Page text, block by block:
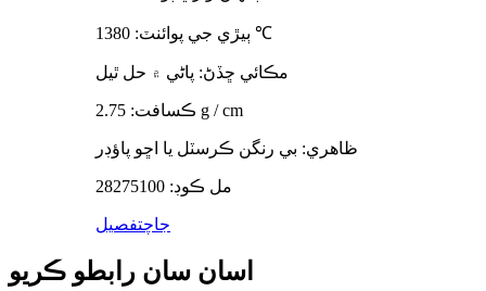
℃
مڪائي ڇڏڻ: پاڻي ۾ حل ٿيل
ڪسافت: 2.75 g / cm
ظاهري: بي رنگن ڪرسٽل يا اڇو پاؤڊر
مل ڪوڊ: 28275100
جاچتفصيل
اسان سان رابطو ڪريو